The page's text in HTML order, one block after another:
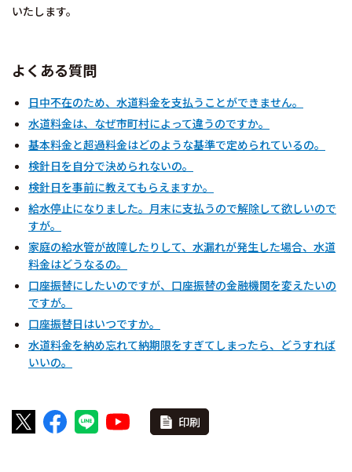
いたします。
よくある質問
日中不在のため、水道料金を支払うことができません。
水道料金は、なぜ市町村によって違うのですか。
基本料金と超過料金はどのような基準で定められているの。
検針日を自分で決められないの。
検針日を事前に教えてもらえますか。
給水停止になりました。月末に支払うので解除して欲しいので
すが。
家庭の給水管が故障したりして、水漏れが発生した場合、水道
料金はどうなるの。
口座振替にしたいのですが、口座振替の金融機関を変えたいの
ですが。
口座振替日はいつですか。
水道料金を納め忘れて納期限をすぎてしまったら、どうすれば
いいの。
印刷